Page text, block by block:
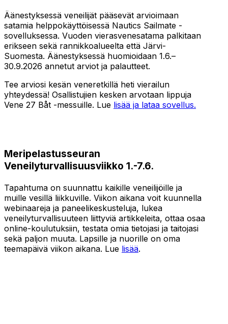
Äänestyksessä veneilijät pääsevät arvioimaan
satamia helppokäyttöisessä Nautics Sailmate -
sovelluksessa. Vuoden vierasvenesatama palkitaan
erikseen sekä rannikkoalueelta että Järvi-
Suomesta. Äänestyksessä huomioidaan 1.6.–
30.9.2026 annetut arviot ja palautteet.
Tee arviosi kesän veneretkillä heti vierailun
yhteydessä! Osallistujien kesken arvotaan lippuja
Vene 27 Båt -messuille. Lue lisää ja lataa sovellus.
Meripelastusseuran
Veneilyturvallisuusviikko 1.-7.6.
Tapahtuma on suunnattu kaikille veneilijöille ja
muille vesillä liikkuville. Viikon aikana voit kuunnella
webinaareja ja paneelikeskusteluja, lukea
veneilyturvallisuuteen liittyviä artikkeleita, ottaa osaa
online-koulutuksiin, testata omia tietojasi ja taitojasi
sekä paljon muuta. Lapsille ja nuorille on oma
teemapäivä viikon aikana. Lue lisää.